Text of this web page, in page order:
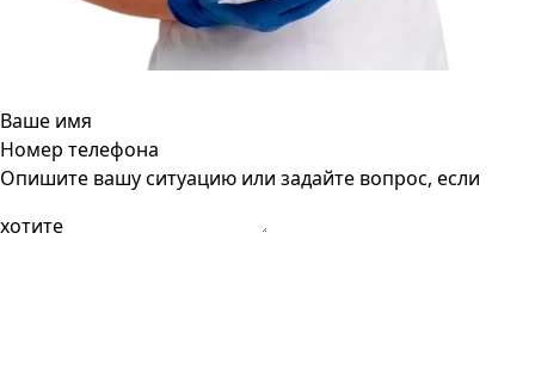
Ваше имя
Номер телефона
Опишите вашу ситуацию или задайте вопрос, если
хотите